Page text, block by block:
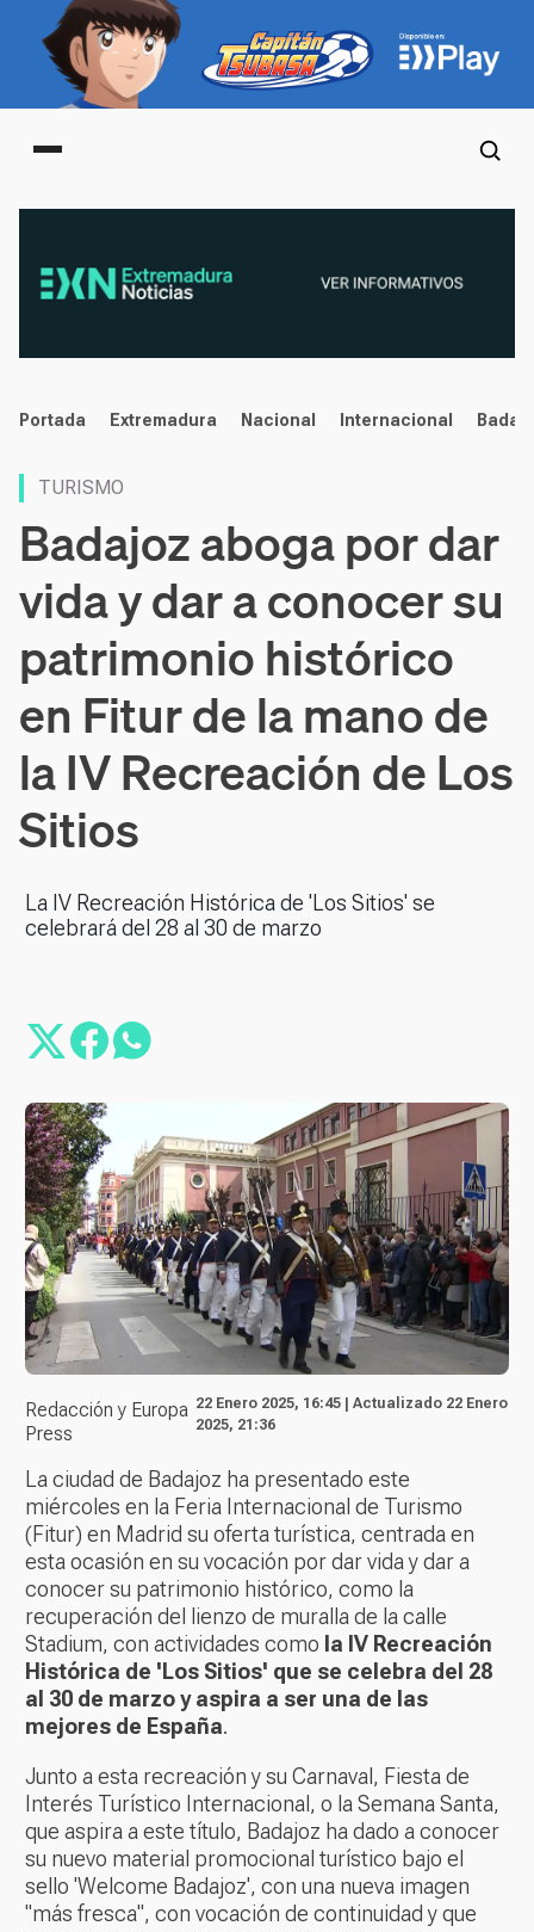
Main menu
noticias
Portada Extremadura Nacional Internacional
TURISMO
Badajoz aboga por dar
vida y dar a conocer su
patrimonio histórico
en Fitur de la mano de
la IV Recreación de Los
Sitios
La IV Recreación Histórica de 'Los Sitios' se
celebrará del 28 al 30 de marzo
Redacción y Europa
Press
22 Enero 2025, 16:45 | Actualizado 22 Enero
2025, 21:36
La ciudad de Badajoz ha presentado este
miércoles en la Feria Internacional de Turismo
(Fitur) en Madrid su oferta turística, centrada en
esta ocasión en su vocación por dar vida y dar a
conocer su patrimonio histórico, como la
recuperación del lienzo de muralla de la calle
Stadium, con actividades como la IV Recreación
Histórica de 'Los Sitios' que se celebra del 28
al 30 de marzo y aspira a ser una de las
mejores de España.
Junto a esta recreación y su Carnaval, Fiesta de
Interés Turístico Internacional, o la Semana Santa,
que aspira a este título, Badajoz ha dado a conocer
su nuevo material promocional turístico bajo el
sello 'Welcome Badajoz', con una nueva imagen
"más fresca", con vocación de continuidad y que